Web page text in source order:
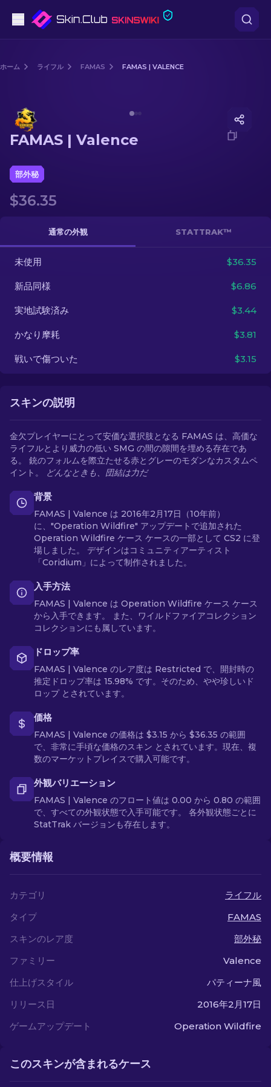
スナイパーライフル
ナイフ
グローブ
ケース
その他
ホーム ライフル FAMAS FAMAS | VALENCE
FAMAS | Valence
部外秘
$36.35
通常の外観 STATTRAK™
未使用 $36.35
新品同様 $6.86
実地試験済み $3.44
かなり摩耗 $3.81
戦いで傷ついた $3.15
スキンの説明
金欠プレイヤーにとって安価な選択肢となる FAMAS は、高価な
ライフルとより威力の低い SMG の間の隙間を埋める存在であ
る。 銃のフォルムを際立たせる赤とグレーのモダンなカスタムペ
イント。
どんなときも、団結は力だ
背景
FAMAS | Valence は 2016年2月17日（10年前）
に、"Operation Wildfire" アップデートで追加された
Operation Wildfire ケース ケースの一部として CS2 に登
場しました。 デザインはコミュニティアーティスト
「Coridium」によって制作されました。
入手方法
FAMAS | Valence は Operation Wildfire ケース ケース
から入手できます。 また、ワイルドファイアコレクション
コレクションにも属しています。
ドロップ率
FAMAS | Valence のレア度は Restricted で、開封時の
推定ドロップ率は 15.98% です。そのため、やや珍しいド
ロップ とされています。
価格
FAMAS | Valence の価格は $3.15 から $36.35 の範囲
で、非常に手頃な価格のスキン とされています。現在、複
数のマーケットプレイスで購入可能です。
外観バリエーション
FAMAS | Valence のフロート値は 0.00 から 0.80 の範囲
で、すべての外観状態で入手可能です。 各外観状態ごとに
StatTrak バージョンも存在します。
概要情報
カテゴリ
ライフル
タイプ
FAMAS
スキンのレア度
部外秘
ファミリー
Valence
仕上げスタイル
パティーナ風
リリース日
2016年2月17日
ゲームアップデート
Operation Wildfire
このスキンが含まれるケース